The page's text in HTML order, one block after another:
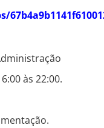
às 22:00.